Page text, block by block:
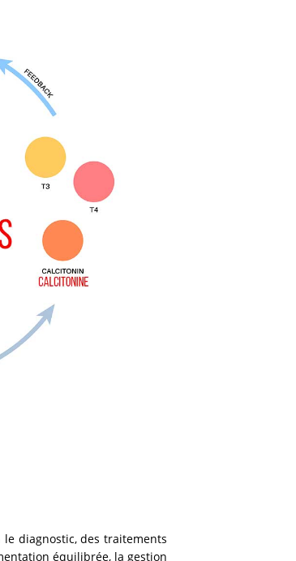
diagnostic, des traitements
équilibrée, la gestion